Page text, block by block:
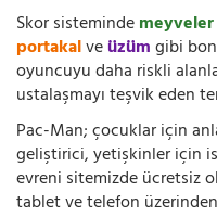
Skor sistemindemeyveler
portakalveüzümgibi
oyuncuyu daha riskli
ustalaşmayı teşvik eden
Pac-Man; çocuklar için
geliştirici, yetişkinler için
evreni sitemizde ücretsiz
tablet ve telefon